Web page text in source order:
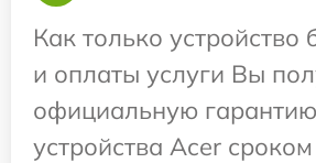
Как только устройство
и оплаты услуги Вы
официальную
устройства Acer